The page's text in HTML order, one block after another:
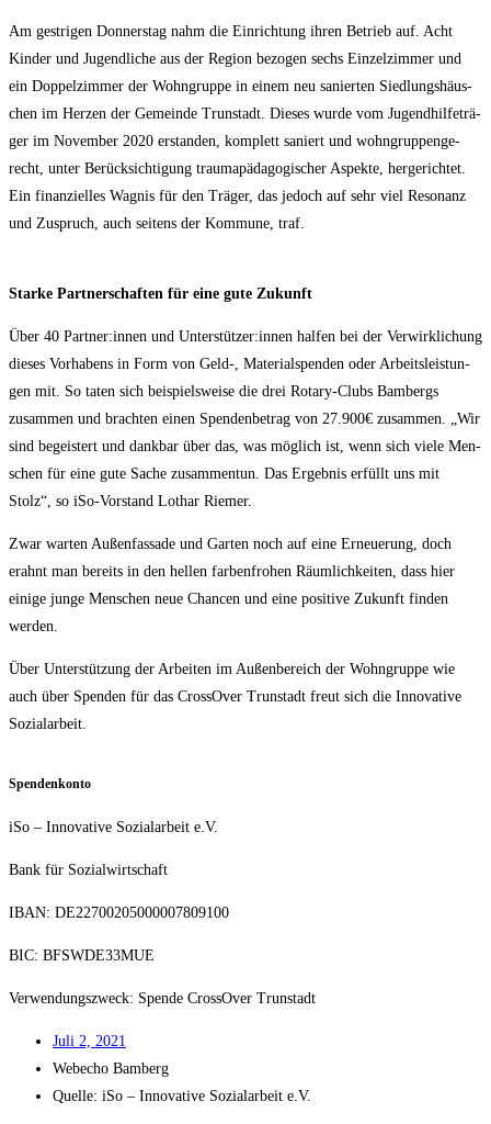
Am gest­ri­gen Don­ners­tag nahm die Ein­rich­tung ihren Betrieb auf. Acht
Kin­der und Jugend­li­che aus der Regi­on bezo­gen sechs Ein­zel­zim­mer und
ein Dop­pel­zim­mer der Wohn­grup­pe in einem neu sanier­ten Sied­lungs­häus­
chen im Her­zen der Gemein­de Trun­stadt. Die­ses wur­de vom Jugend­hil­fe­trä­
ger im Novem­ber 2020 erstan­den, kom­plett saniert und wohn­grup­pen­ge­
recht, unter Berück­sich­ti­gung trau­ma­päd­ago­gi­scher Aspek­te, her­ge­rich­tet.
Ein finan­zi­el­les Wag­nis für den Trä­ger, das jedoch auf sehr viel Reso­nanz
und Zuspruch, auch sei­tens der Kom­mu­ne, traf.
Star­ke Part­ner­schaf­ten für eine gute Zukunft
Über 40 Partner:innen und Unterstützer:innen hal­fen bei der Ver­wirk­li­chung
die­ses Vor­ha­bens in Form von Geld‑, Mate­ri­al­spen­den oder Arbeits­leis­tun­
gen mit. So taten sich bei­spiels­wei­se die drei Rota­ry-Clubs Bam­bergs
zusam­men und brach­ten einen Spen­den­be­trag von 27.900€ zusam­men. „Wir
sind begeis­tert und dank­bar über das, was mög­lich ist, wenn sich vie­le Men­
schen für eine gute Sache zusam­men­tun. Das Ergeb­nis erfüllt uns mit
Stolz“, so iSo-Vor­stand Lothar Riemer.
Zwar war­ten Außen­fas­sa­de und Gar­ten noch auf eine Erneue­rung, doch
erahnt man bereits in den hel­len far­ben­fro­hen Räum­lich­kei­ten, dass hier
eini­ge jun­ge Men­schen neue Chan­cen und eine posi­ti­ve Zukunft fin­den
werden.
Über Unter­stüt­zung der Arbei­ten im Außen­be­reich der Wohn­grup­pe wie
auch über Spen­den für das Cross­Over Trun­stadt freut sich die Inno­va­ti­ve
Sozialarbeit.
Spen­den­kon­to
iSo – Inno­va­ti­ve Sozi­al­ar­beit e.V.
Bank für Sozialwirtschaft
IBAN: DE22700205000007809100
BIC: BFSWDE33MUE
Ver­wen­dungs­zweck: Spen­de Cross­Over Trunstadt
Juli 2, 2021
Web­echo Bamberg
Quel­le: iSo – Inno­va­ti­ve Sozi­al­ar­beit e.V.